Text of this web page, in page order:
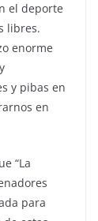
el deporte
libres.
enorme
y pibas en
en
“La
para